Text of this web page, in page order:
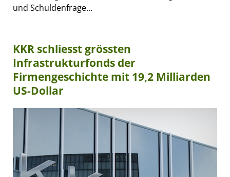
und Schuldenfrage...
KKR schliesst grössten
Infrastrukturfonds der
Firmengeschichte mit 19,2 Milliarden
US-Dollar